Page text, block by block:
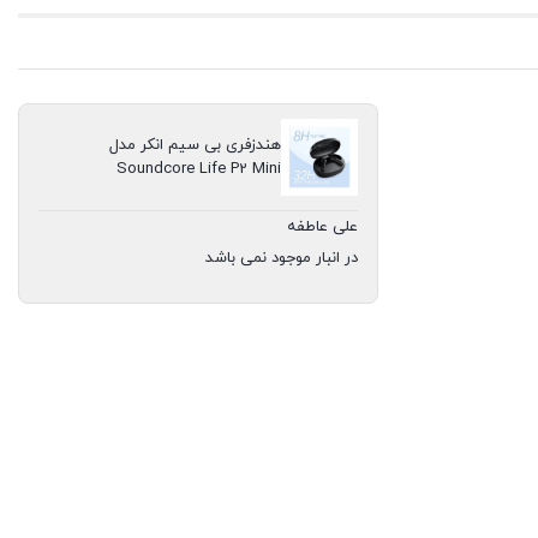
هندزفری بی سیم انکر مدل
Soundcore Life P2 Mini
علی عاطفه
در انبار موجود نمی باشد